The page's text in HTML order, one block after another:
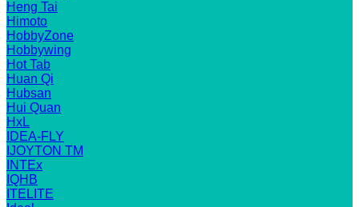
Heng Tai
Himoto
HobbyZone
Hobbywing
Hot Tab
Huan Qi
Hubsan
Hui Quan
HxL
IDEA-FLY
IJOYTON TM
INTEx
IQHB
ITELITE